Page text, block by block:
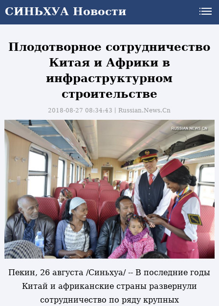
СИНЬХУА Новости
Плодотворное сотрудничество
Китая и Африки в
инфраструктурном
строительстве
2018-08-27 08:34:43丨Russian.News.Cn
Пекин, 26 августа /Синьхуа/ -- В последние годы
Китай и африканские страны развернули
сотрудничество по ряду крупных